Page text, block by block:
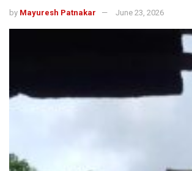
by Mayuresh Patnakar June 23, 2026